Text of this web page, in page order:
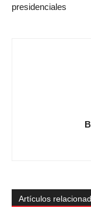
presidenciales
Artículos